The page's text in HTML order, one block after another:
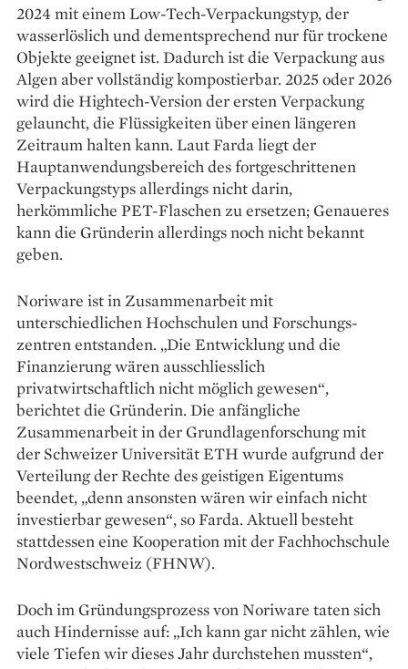
2024 mit einem Low-Tech-Verpackungs­typ, der
wasserlöslich und dementsprechend nur für trockene
Objekte geeignet ist. Dadurch ist die Ver­packung aus
Algen aber vollständig kompostierbar. 2025 oder 2026
wird die Hightech-Version der ersten Verpackung
gelauncht, die Flüssigkeiten über einen längeren
Zeit­raum halten kann. Laut Farda liegt der
Hauptanwendungsbereich des fortgeschrittenen
Verpackungs­typs allerdings nicht darin,
herkömmliche PET-Flaschen zu ersetzen; Genaueres
kann die Gründerin allerdings noch nicht bekannt
geben.
Noriware ist in Zusammen­arbeit mit
unterschiedlichen Hochschulen und Forschungs­
zentren entstanden. „Die Entwicklung und die
Finanzierung wären ausschliesslich
privatwirtschaftlich nicht möglich gewesen“,
berichtet die Gründerin. Die anfängliche
Zusammenarbeit in der Grund­lagenforschung mit
der Schweizer Universität ETH wurde aufgrund der
Verteilung der Rechte des geistigen Eigentums
beendet, „denn ansonsten wären wir einfach nicht
investierbar gewesen“, so Farda. Aktuell besteht
stattdessen eine Kooperation mit der Fachhoch­schule
Nordwestschweiz (FHNW).
Doch im Gründungsprozess von Noriware taten sich
auch Hindernisse auf: „Ich kann gar nicht zählen, wie
viele Tiefen wir dieses Jahr durchstehen mussten“,